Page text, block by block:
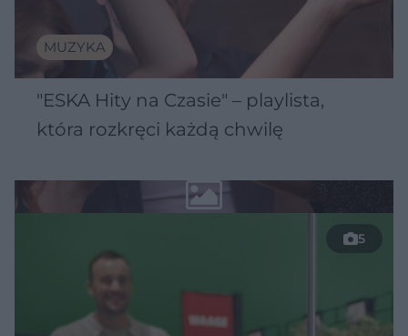
MUZYKA
"ESKA Hity na Czasie" – playlista,
która rozkręci każdą chwilę
5